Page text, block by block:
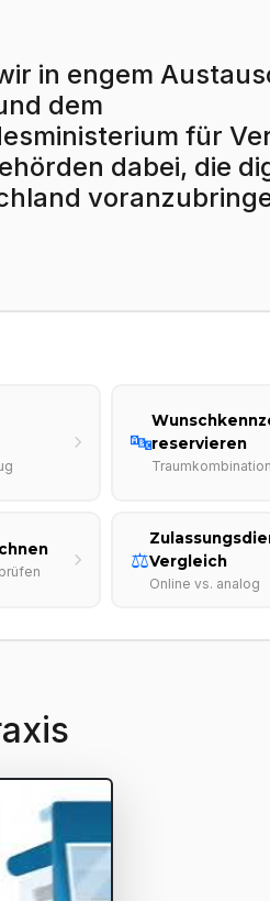
in engem
dem
für
dabei, die
🔤reservieren
⚖️Vergleich
Online vs. analog